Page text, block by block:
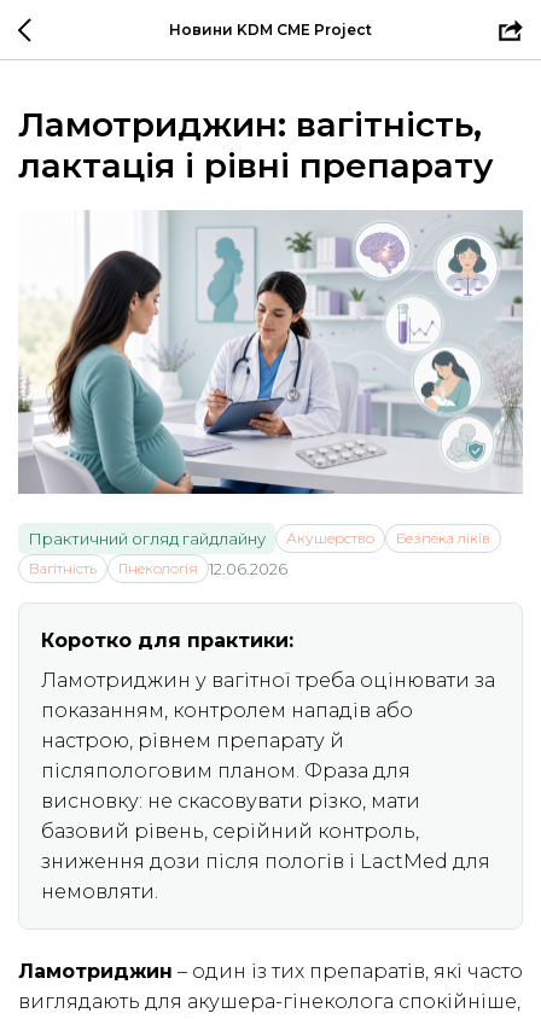
Новини KDM CME Project
Ламотриджин: вагітність,
лактація і рівні препарату
Практичний огляд гайдлайну Акушерство
Безпека ліків
Вагітність
Гінекологія 12.06.2026
Коротко для практики:
Ламотриджин у вагітної треба оцінювати за
показанням, контролем нападів або
настрою, рівнем препарату й
післяпологовим планом. Фраза для
висновку: не скасовувати різко, мати
базовий рівень, серійний контроль,
зниження дози після пологів і LactMed для
немовляти.
Ламотриджин – один із тих препаратів, які часто
виглядають для акушера-гінеколога спокійніше,